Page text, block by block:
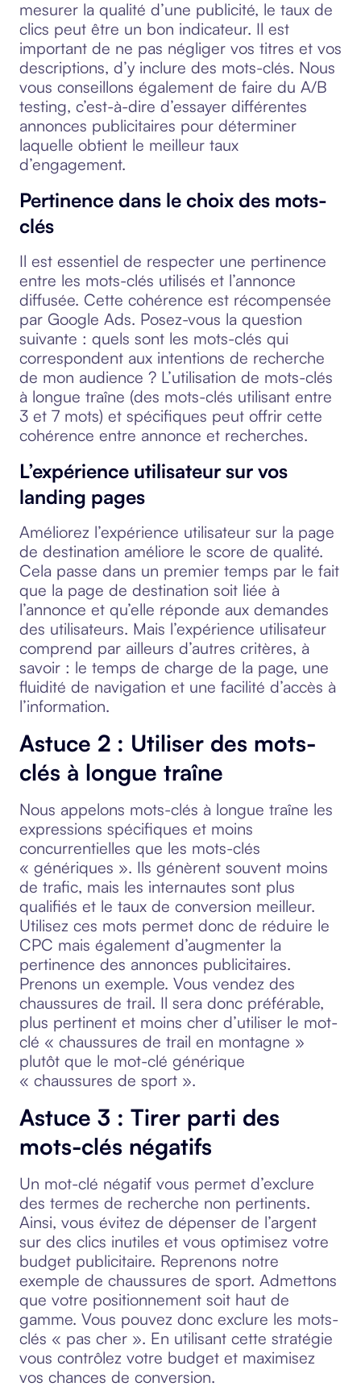
mesurer la qualité d’une publicité, le taux de
clics peut être un bon indicateur. Il est
important de ne pas négliger vos titres et vos
descriptions, d’y inclure des mots-clés. Nous
vous conseillons également de faire du A/B
testing, c’est-à-dire d’essayer différentes
annonces publicitaires pour déterminer
laquelle obtient le meilleur taux
d’engagement.
Pertinence dans le choix des mots-
clés
Il est essentiel de respecter une pertinence
entre les mots-clés utilisés et l’annonce
diffusée. Cette cohérence est récompensée
par Google Ads. Posez-vous la question
suivante : quels sont les mots-clés qui
correspondent aux intentions de recherche
de mon audience ? L’utilisation de mots-clés
à longue traîne (des mots-clés utilisant entre
3 et 7 mots) et spécifiques peut offrir cette
cohérence entre annonce et recherches.
L’expérience utilisateur sur vos
landing pages
Améliorez l’expérience utilisateur sur la page
de destination améliore le score de qualité.
Cela passe dans un premier temps par le fait
que la page de destination soit liée à
l’annonce et qu’elle réponde aux demandes
des utilisateurs. Mais l’expérience utilisateur
comprend par ailleurs d’autres critères, à
savoir : le temps de charge de la page, une
fluidité de navigation et une facilité d’accès à
l’information.
Astuce 2 : Utiliser des mots-
clés à longue traîne
Nous appelons mots-clés à longue traîne les
expressions spécifiques et moins
concurrentielles que les mots-clés
« génériques ». Ils génèrent souvent moins
de trafic, mais les internautes sont plus
qualifiés et le taux de conversion meilleur.
Utilisez ces mots permet donc de réduire le
CPC mais également d’augmenter la
pertinence des annonces publicitaires.
Prenons un exemple. Vous vendez des
chaussures de trail. Il sera donc préférable,
plus pertinent et moins cher d’utiliser le mot-
clé « chaussures de trail en montagne »
plutôt que le mot-clé générique
« chaussures de sport ».
Astuce 3 : Tirer parti des
mots-clés négatifs
Un mot-clé négatif vous permet d’exclure
des termes de recherche non pertinents.
Ainsi, vous évitez de dépenser de l’argent
sur des clics inutiles et vous optimisez votre
budget publicitaire. Reprenons notre
exemple de chaussures de sport. Admettons
que votre positionnement soit haut de
gamme. Vous pouvez donc exclure les mots-
clés « pas cher ». En utilisant cette stratégie
vous contrôlez votre budget et maximisez
vos chances de conversion.